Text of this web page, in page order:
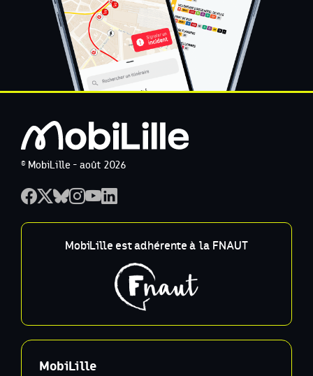
© MobiLille - août 2026
MobiLille est adhérente à la FNAUT
MobiLille